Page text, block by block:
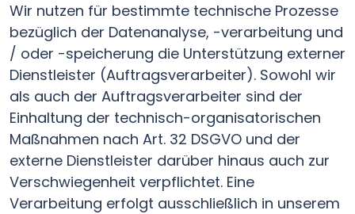
Wir nutzen für bestimmte technische Prozesse
bezüglich der Datenanalyse, -verarbeitung und
/ oder -speicherung die Unterstützung externer
Dienstleister (Auftragsverarbeiter). Sowohl wir
als auch der Auftragsverarbeiter sind der
Einhaltung der technisch-organisatorischen
Maßnahmen nach Art. 32 DSGVO und der
externe Dienstleister darüber hinaus auch zur
Verschwiegenheit verpflichtet. Eine
Verarbeitung erfolgt ausschließlich in unserem